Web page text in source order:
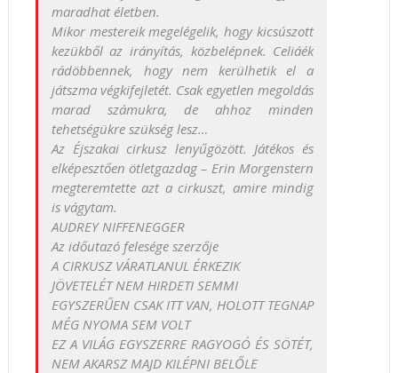
maradhat életben.
Mikor mestereik megelégelik, hogy kicsúszott
kezükből az irányítás, közbelépnek. Celiáék
rádöbbennek, hogy nem kerülhetik el a
játszma végkifejletét. Csak egyetlen megoldás
marad számukra, de ahhoz minden
tehetségükre szükség lesz…
Az Éjszakai cirkusz lenyűgözött. Játékos és
elképesztően ötletgazdag – Erin Morgenstern
megteremtette azt a cirkuszt, amire mindig
is vágytam.
AUDREY NIFFENEGGER
Az időutazó felesége szerzője
A CIRKUSZ VÁRATLANUL ÉRKEZIK
JÖVETELÉT NEM HIRDETI SEMMI
EGYSZERŰEN CSAK ITT VAN, HOLOTT TEGNAP
MÉG NYOMA SEM VOLT
EZ A VILÁG EGYSZERRE RAGYOGÓ ÉS SÖTÉT,
NEM AKARSZ MAJD KILÉPNI BELŐLE